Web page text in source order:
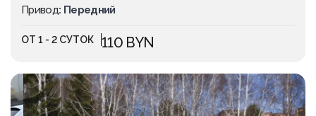
Привод: Передний
ОТ 1 - 2 СУТОК 110 BYN